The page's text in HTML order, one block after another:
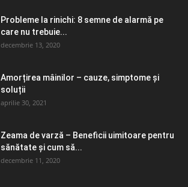
Probleme la rinichi: 8 semne de alarmă pe
care nu trebuie...
decembrie 13, 2020
Amorțirea mâinilor – cauze, simptome și
soluții
aprilie 30, 2021
Zeama de varză – Beneficii uimitoare pentru
sănătate și cum să...
decembrie 11, 2020